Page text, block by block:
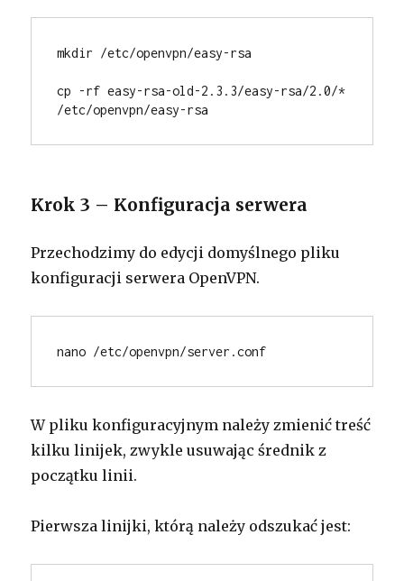
mkdir /etc/openvpn/easy-rsa
cp -rf easy-rsa-old-2.3.3/easy-rsa/2.0/*
/etc/openvpn/easy-rsa
Krok 3 – Konfiguracja serwera
Przechodzimy do edycji domyślnego pliku
konfiguracji serwera OpenVPN.
nano /etc/openvpn/server.conf
W pliku konfiguracyjnym należy zmienić treść
kilku linijek, zwykle usuwając średnik z
początku linii.
Pierwsza linijki, którą należy odszukać jest: